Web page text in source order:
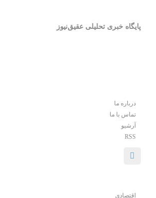
پایگاه خبری تحلیلی عقیق‌نیوز
درباره ما
تماس با ما
آرشیو
RSS
اقتصادی